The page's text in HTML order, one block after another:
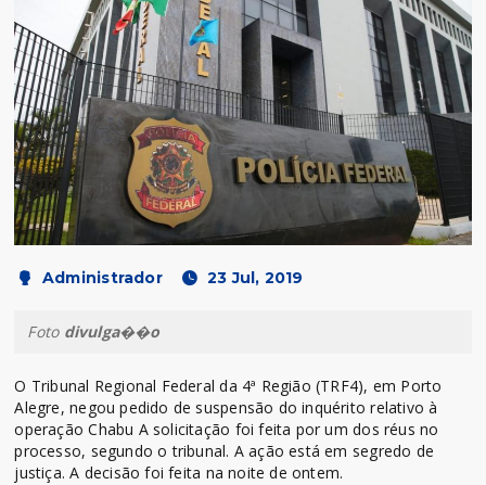
Administrador 23 Jul, 2019
Foto divulga��o
O Tribunal Regional Federal da 4ª Região (TRF4), em Porto
Alegre, negou pedido de suspensão do inquérito relativo à
operação Chabu A solicitação foi feita por um dos réus no
processo, segundo o tribunal. A ação está em segredo de
justiça. A decisão foi feita na noite de ontem.